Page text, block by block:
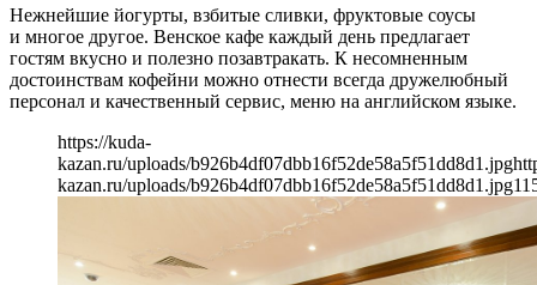
Нежнейшие йогурты, взбитые сливки, фруктовые соусы
и многое другое. Венское кафе каждый день предлагает
гостям вкусно и полезно позавтракать. К несомненным
достоинствам кофейни можно отнести всегда дружелюбный
персонал и качественный сервис, меню на английском языке.
https://kuda-
kazan.ru/uploads/b926b4df07dbb16f52de58a5f51dd8d1.jpg
kazan.ru/uploads/b926b4df07dbb16f52de58a5f51dd8d1.jpg